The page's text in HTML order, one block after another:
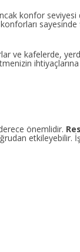
konfor seviyesi
konforları
ve kafelerde,
önemlidir.
etkileyebilir.